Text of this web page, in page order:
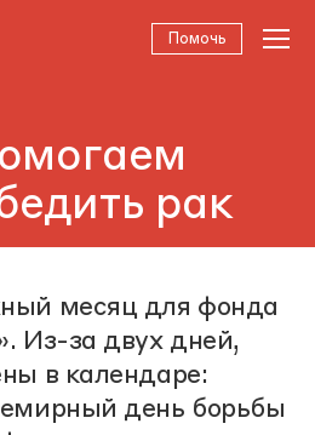
Помочь
рак
месяц для фонда
Из-за двух дней,
в календаре:
день борьбы